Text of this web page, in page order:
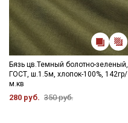
Бязь цв.Темный болотно-зеленый,
ГОСТ, ш.1.5м, хлопок-100%, 142гр/
м.кв
280 руб. 350 руб.